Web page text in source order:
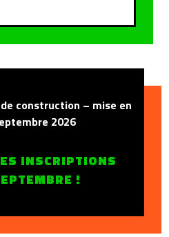
construction – mise en
2026
INSCRIPTIONS
!